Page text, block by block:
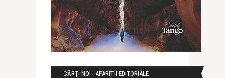
CĂRȚI NOI - APARIȚII EDITORIALE